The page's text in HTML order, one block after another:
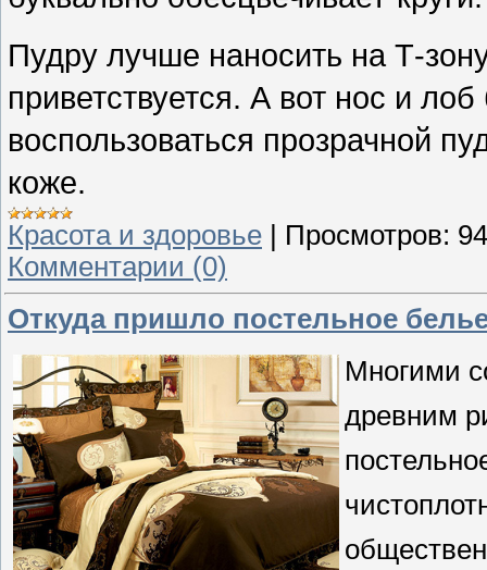
Пудру лучше наносить на Т-
приветствуется. А вот нос и
воспользоваться прозрачной
коже.
Красота и здоровье Просмотров:
Комментарии (0)
Откуда пришло постельное
Многими
древним